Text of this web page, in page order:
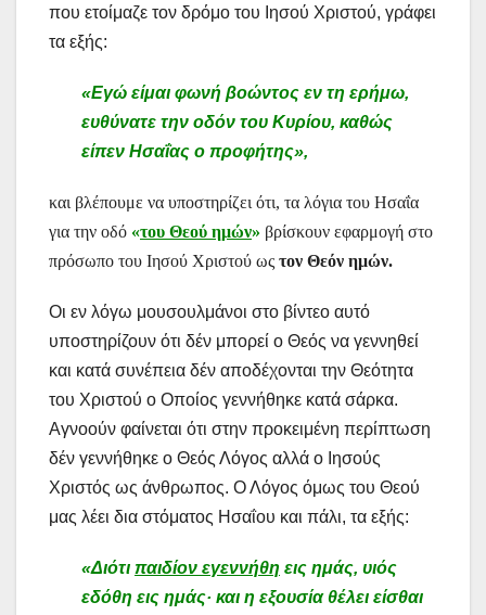
που ετοίμαζε τον δρόμο του Ιησού Χριστού, γράφει
τα εξής:
«Εγώ είμαι φωνή βοώντος εν τη ερήμω,
ευθύνατε την οδόν του Κυρίου, καθώς
είπεν Ησαΐας ο προφήτης»,
και βλέπουμε να υποστηρίζει ότι, τα λόγια του Ησαΐα
για την οδό «του Θεού ημών» βρίσκουν εφαρμογή στο
πρόσωπο του Ιησού Χριστού ως τον Θεόν ημών.
Οι εν λόγω μουσουλμάνοι στο βίντεο αυτό
υποστηρίζουν ότι δέν μπορεί ο Θεός να γεννηθεί
και κατά συνέπεια δέν αποδέχονται την Θεότητα
του Χριστού ο Οποίος γεννήθηκε κατά σάρκα.
Αγνοούν φαίνεται ότι στην προκειμένη περίπτωση
δέν γεννήθηκε ο Θεός Λόγος αλλά ο Ιησούς
Χριστός ως άνθρωπος. Ο Λόγος όμως του Θεού
μας λέει δια στόματος Ησαΐου και πάλι, τα εξής:
«Διότι παιδίον εγεννήθη εις ημάς, υιός
εδόθη εις ημάς· και η εξουσία θέλει είσθαι